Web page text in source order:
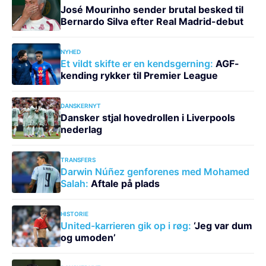
José Mourinho sender brutal besked til
Bernardo Silva efter Real Madrid-debut
NYHED
Et vildt skifte er en kendsgerning: AGF-
kending rykker til Premier League
DANSKERNYT
Dansker stjal hovedrollen i Liverpools
nederlag
TRANSFERS
Darwin Núñez genforenes med Mohamed
Salah: Aftale på plads
HISTORIE
United-karrieren gik op i røg: ‘Jeg var dum
og umoden’